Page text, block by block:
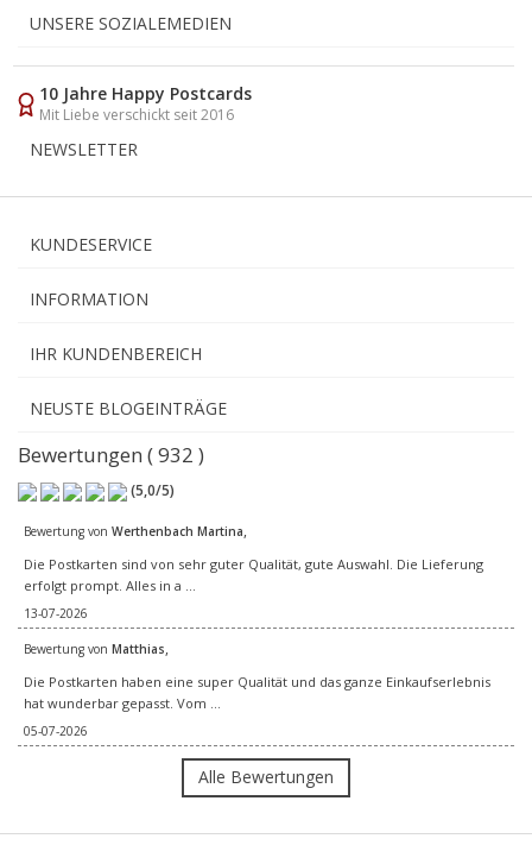
UNSERE SOZIALEMEDIEN
10 Jahre Happy Postcards
Mit Liebe verschickt seit 2016
NEWSLETTER
KUNDESERVICE
INFORMATION
IHR KUNDENBEREICH
NEUSTE BLOGEINTRÄGE
Bewertungen ( 932 )
(5,0/5)
Bewertung von Werthenbach Martina,
Die Postkarten sind von sehr guter Qualität, gute Auswahl. Die Lieferung
erfolgt prompt. Alles in a ...
13-07-2026
Bewertung von Matthias,
Die Postkarten haben eine super Qualität und das ganze Einkaufserlebnis
hat wunderbar gepasst. Vom ...
05-07-2026
Alle Bewertungen